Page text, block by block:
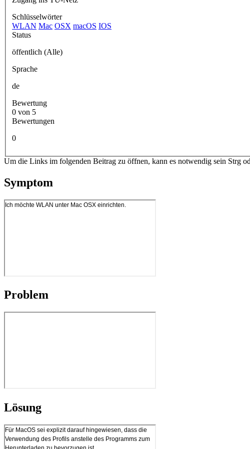
Schlüsselwörter
WLAN Mac OSX macOS IOS
Status
öffentlich (Alle)
Sprache
de
Bewertung
0 von 5
Bewertungen
0
Um die Links im folgenden Beitrag zu öffnen, kann es notwendig sein Strg
Symptom
Problem
Lösung